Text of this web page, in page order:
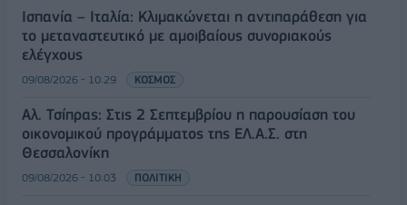
Ισπανία – Ιταλία: Κλιμακώνεται η αντιπαράθεση για
το μεταναστευτικό με αμοιβαίους συνοριακούς
ελέγχους
09/08/2026 - 10:29 ΚΟΣΜΟΣ
Αλ. Τσίπρας: Στις 2 Σεπτεμβρίου η παρουσίαση του
οικονομικού προγράμματος της ΕΛ.Α.Σ. στη
Θεσσαλονίκη
09/08/2026 - 10:03 ΠΟΛΙΤΙΚΗ